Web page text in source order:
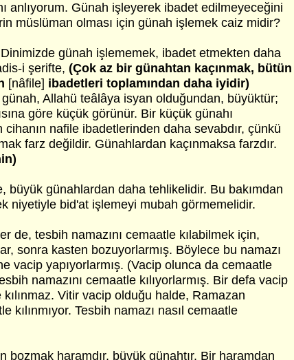
anlıyorum. Günah işleyerek ibadet edilmeyeceğini
müslüman olması için günah işlemek caiz midir?
günah işlememek, ibadet etmekten daha
i şerifte, (Çok az bir günahtan kaçınmak, bütün
[nâfile] ibadetleri toplamından daha iyidir)
Allahü teâlâya isyan olduğundan, büyüktür;
göre küçük görünür. Bir küçük günahı
nafile ibadetlerinden daha sevabdır, çünkü
farz değildir. Günahlardan kaçınmaksa farzdır.
büyük günahlardan daha tehlikelidir. Bu bakımdan
niyetiyle bid'at işlemeyi mubah görmemelidir.
de, tesbih namazını cemaatle kılabilmek için,
sonra kasten bozuyorlarmış. Böylece bu namazı
vacip yapıyorlarmış. (Vacip olunca da cemaatle
namazını cemaatle kılıyorlarmış. Bir defa vacip
Vitir vacip olduğu halde, Ramazan
kılınmıyor. Tesbih namazı nasıl cemaatle
bozmak haramdır, büyük günahtır. Bir haramdan